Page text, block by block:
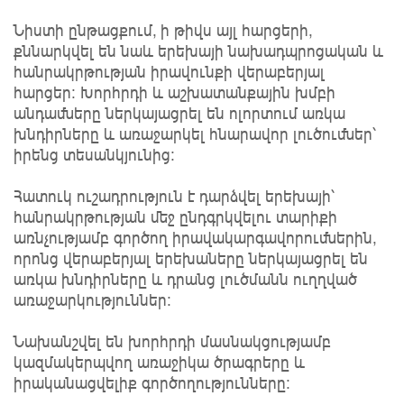
Նիստի ընթացքում, ի թիվս այլ հարցերի,
քննարկվել են նաև երեխայի նախադպրոցական և
հանրակրթության իրավունքի վերաբերյալ
հարցեր։ Խորհրդի և աշխատանքային խմբի
անդամները ներկայացրել են ոլորտում առկա
խնդիրները և առաջարկել հնարավոր լուծումներ՝
իրենց տեսանկյունից։
Հատուկ ուշադրություն է դարձվել երեխայի՝
հանրակրթության մեջ ընդգրկվելու տարիքի
առնչությամբ գործող իրավակարգավորումներին,
որոնց վերաբերյալ երեխաները ներկայացրել են
առկա խնդիրները և դրանց լուծմանն ուղղված
առաջարկություններ:
Նախանշվել են խորհրդի մասնակցությամբ
կազմակերպվող առաջիկա ծրագրերը և
իրականացվելիք գործողությունները: